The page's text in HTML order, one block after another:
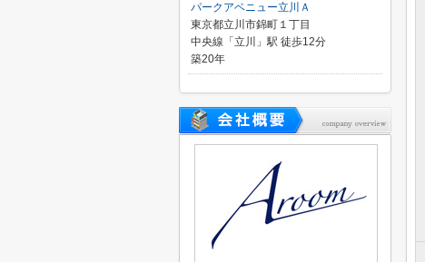
パークアベニュー立川Ａ
東京都立川市錦町１丁目
中央線「立川」駅 徒歩12分
築20年